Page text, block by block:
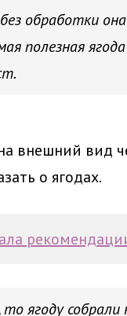
обработки
полезная
внешний вид
о ягодах.
ягоду собрали